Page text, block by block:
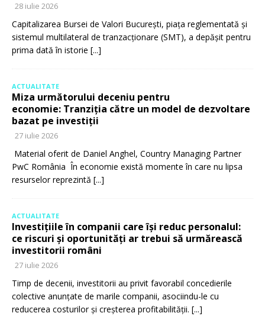
28 iulie 2026
Capitalizarea Bursei de Valori București, piața reglementată și
sistemul multilateral de tranzacționare (SMT), a depășit pentru
prima dată în istorie [...]
ACTUALITATE
Miza următorului deceniu pentru
economie: Tranziția către un model de dezvoltare
bazat pe investiții
27 iulie 2026
Material oferit de Daniel Anghel, Country Managing Partner
PwC România În economie există momente în care nu lipsa
resurselor reprezintă [...]
ACTUALITATE
Investițiile în companii care își reduc personalul:
ce riscuri și oportunități ar trebui să urmărească
investitorii români
27 iulie 2026
Timp de decenii, investitorii au privit favorabil concedierile
colective anunțate de marile companii, asociindu-le cu
reducerea costurilor și creșterea profitabilității. [...]